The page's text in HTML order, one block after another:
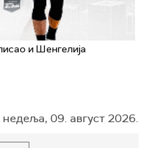
и Шенгелија
недеља, 09. август 2026.